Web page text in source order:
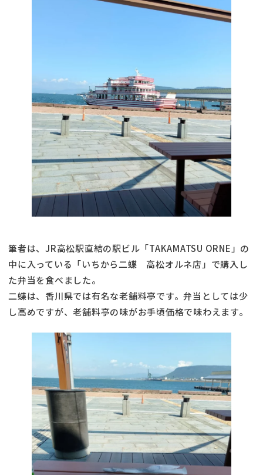
筆者は、JR高松駅直結の駅ビル「TAKAMATSU ORNE」の
中に入っている「いちから二蝶 高松オルネ店」で購入し
た弁当を食べました。
二蝶は、香川県では有名な老舗料亭です。弁当としては少
し高めですが、老舗料亭の味がお手頃価格で味わえます。